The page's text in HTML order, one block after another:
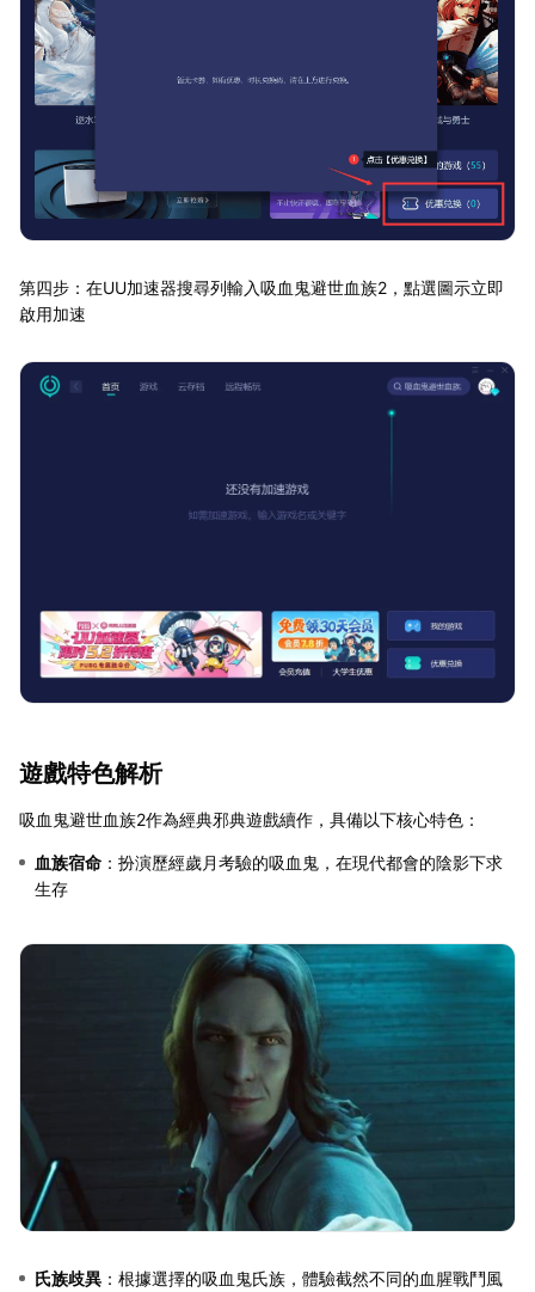
第四步：在UU加速器搜尋列輸入吸血鬼避世血族2，點選圖示立即
啟用加速
遊戲特色解析
吸血鬼避世血族2作為經典邪典遊戲續作，具備以下核心特色：
血族宿命 ：扮演歷經歲月考驗的吸血鬼，在現代都會的陰影下求
生存
氏族歧異 ：根據選擇的吸血鬼氏族，體驗截然不同的血腥戰鬥風